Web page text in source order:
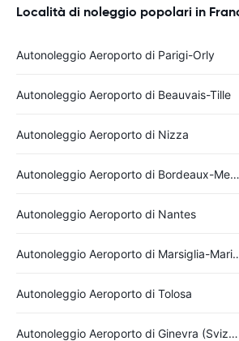
Località di noleggio popolari in
Autonoleggio Aeroporto di Parigi-Orly
Autonoleggio Aeroporto di Beauvais-Tille
Autonoleggio Aeroporto di Nizza
Autonoleggio Aeroporto di Bordeaux-Merignac
Autonoleggio Aeroporto di Nantes
Autonoleggio
Autonoleggio Aeroporto di Tolosa
Autonoleggio Aeroporto di Ginevra (Svizzera)